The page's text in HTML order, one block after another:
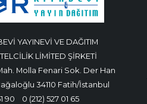
YAYINEVİ VE DAĞITIM
LİMİTED ŞİRKETİ
Molla Fenari Sok. Der Han
34110 Fatih/İstanbul
90
0 (212) 527 01 65